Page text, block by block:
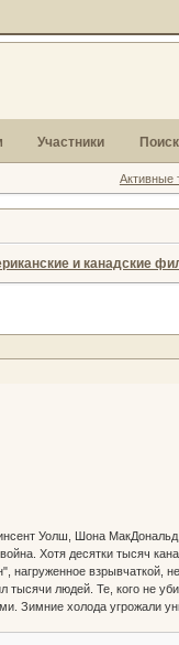
Участники Поиск
Активные
и канадские
Уолш, Шона
Хотя десятки тысяч
нагруженное взрывчаткой,
тысячи людей. Те, кого не
Зимние холода угрожали